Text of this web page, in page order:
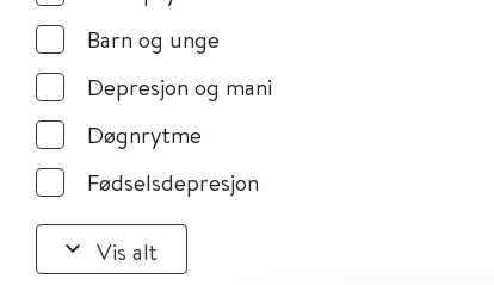
Barn og unge
Depresjon og mani
Døgnrytme
Fødselsdepresjon
Vis alt